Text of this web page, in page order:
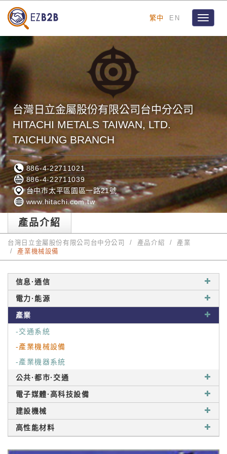
繁中 EN
Toggle
台灣日立金屬股份有限公司台中分公司
HITACHI METALS TAIWAN, LTD.
TAICHUNG BRANCH
886-4-22711021
886-4-22711039
台中市太平區園區一路21號
www.hitachi.com.tw
產品介紹
台灣日立金屬股份有限公司台中分公司 產品介紹
產業
產業機械設備
信息·通信
電力·能源
產業
-交通系統
-產業機械設備
-產業機器系統
公共·都市·交通
電子媒體·高科技設備
建設機械
高性能材料